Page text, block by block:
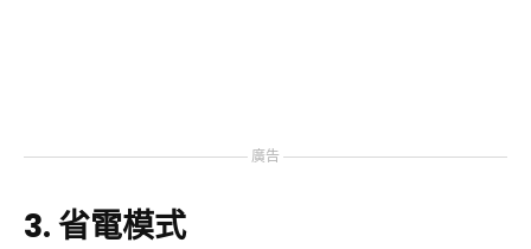
廣告
3. 省電模式